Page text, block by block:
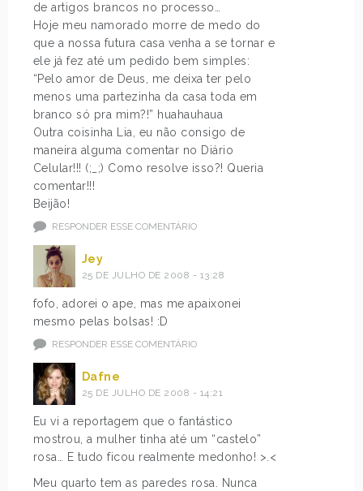
de artigos brancos no processo…
Hoje meu namorado morre de medo do
que a nossa futura casa venha a se tornar e
ele já fez até um pedido bem simples:
“Pelo amor de Deus, me deixa ter pelo
menos uma partezinha da casa toda em
branco só pra mim?!” huahauhaua
Outra coisinha Lia, eu não consigo de
maneira alguma comentar no Diário
Celular!!! (;_;) Como resolve isso?! Queria
comentar!!!
Beijão!
RESPONDER ESSE COMENTÁRIO
Jey
25 DE JULHO DE 2008 - 13:28
fofo, adorei o ape, mas me apaixonei
mesmo pelas bolsas! :D
RESPONDER ESSE COMENTÁRIO
Dafne
25 DE JULHO DE 2008 - 14:21
Eu vi a reportagem que o fantástico
mostrou, a mulher tinha até um “castelo”
rosa… E tudo ficou realmente medonho! >.<
Meu quarto tem as paredes rosa. Nunca